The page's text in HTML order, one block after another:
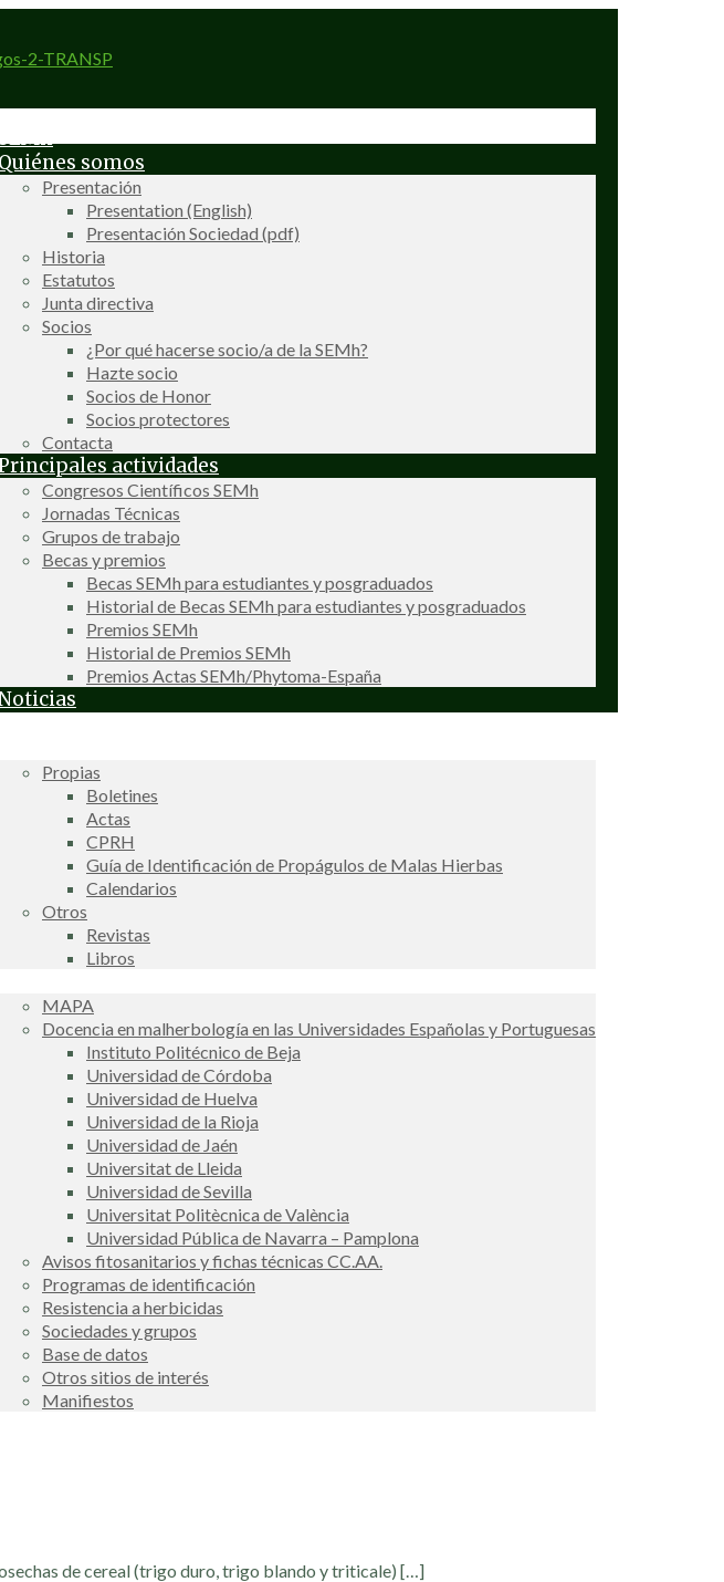
Quiénes somos
Presentación
Presentation (English)
Presentación Sociedad (pdf)
Historia
Estatutos
Junta directiva
Socios
¿Por qué hacerse socio/a de la SEMh?
Hazte socio
Socios de Honor
Socios protectores
Contacta
actividades
Congresos Científicos SEMh
Jornadas Técnicas
Grupos de trabajo
Becas y premios
Becas SEMh para estudiantes y posgraduados
Historial de Becas SEMh para estudiantes y posgraduados
Premios SEMh
Historial de Premios SEMh
Premios Actas SEMh/Phytoma-España
Propias
Boletines
Actas
CPRH
Guía de Identificación de Propágulos de Malas Hierbas
Calendarios
Otros
Revistas
Libros
MAPA
Docencia en malherbología en las Universidades Españolas y Portuguesas
Instituto Politécnico de Beja
Universidad de Córdoba
Universidad de Huelva
Universidad de la Rioja
Universidad de Jaén
Universitat de Lleida
Universidad de Sevilla
Universitat Politècnica de València
Universidad Pública de Navarra – Pamplona
Avisos fitosanitarios y fichas técnicas CC.AA.
Programas de identificación
Resistencia a herbicidas
Sociedades y grupos
Base de datos
Otros sitios de interés
Manifiestos
de cereal (trigo duro, trigo blando y triticale) […]